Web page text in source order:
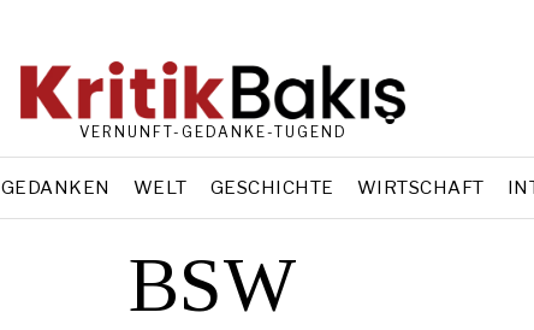
VERNUNFT-GEDANKE-TUGEND
GEDANKEN WELT GESCHICHTE WIRTSCHAFT
BSW